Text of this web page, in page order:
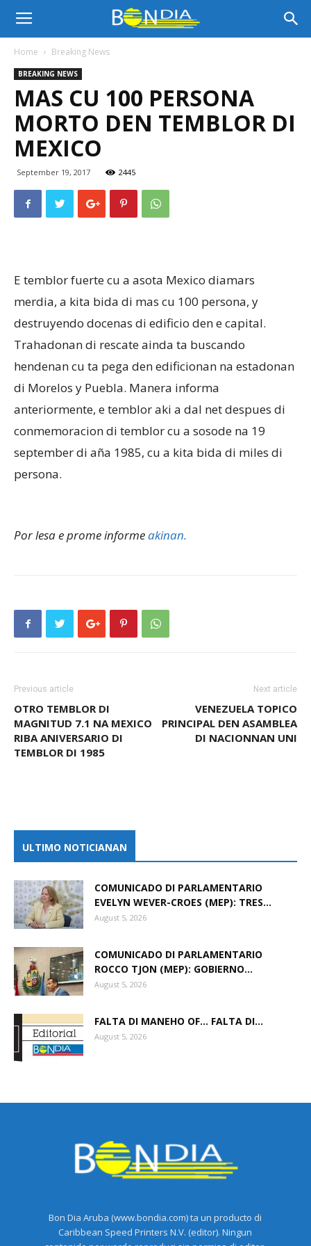
Bon
Dia
Aruba
Aruba
Home Breaking News
BREAKING NEWS
MAS CU 100 PERSONA
MORTO DEN TEMBLOR DI
MEXICO
September 19, 2017 2445
E temblor fuerte cu a asota Mexico diamars
merdia, a kita bida di mas cu 100 persona, y
destruyendo docenas di edificio den e capital.
Trahadonan di rescate ainda ta buscando
hendenan cu ta pega den edificionan na estadonan
di Morelos y Puebla. Manera informa
anteriormente, e temblor aki a dal net despues di
conmemoracion di temblor cu a sosode na 19
september di aña 1985, cu a kita bida di miles di
persona.
Por lesa e prome informeakinan.
Previous article
OTRO TEMBLOR DI
MAGNITUD 7.1 NA MEXICO
RIBA ANIVERSARIO DI
TEMBLOR DI 1985
Next article
VENEZUELA TOPICO
PRINCIPAL DEN ASAMBLEA
DI NACIONNAN UNI
ULTIMO NOTICIANAN
COMUNICADO DI PARLAMENTARIO
EVELYN WEVER-CROES (MEP): TRES...
August 5, 2026
COMUNICADO DI PARLAMENTARIO
ROCCO TJON (MEP): GOBIERNO...
August 5, 2026
FALTA DI MANEHO OF… FALTA DI...
August 5, 2026
Bon Dia Aruba (www.bondia.com) ta un producto di
Caribbean Speed Printers N.V. (editor). Ningun